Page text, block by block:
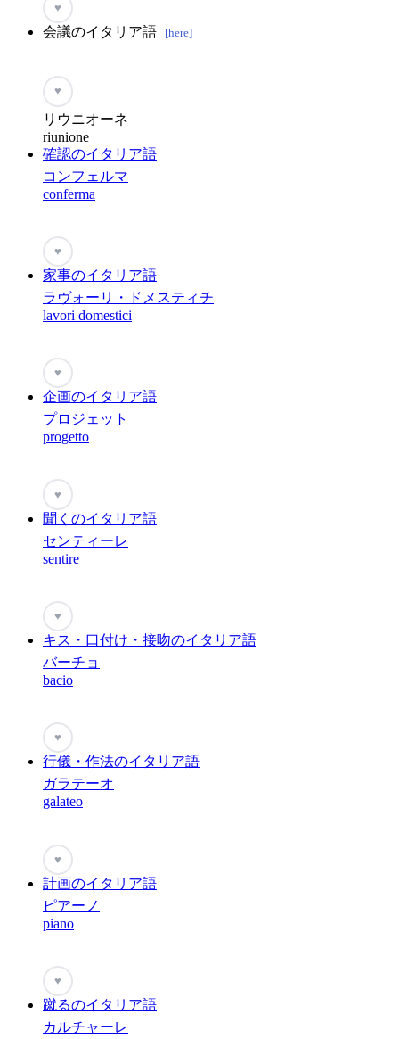
♥
会議のイタリア語 [here]
♥
リウニオーネ
riunione
確認のイタリア語
コンフェルマ
conferma
♥
家事のイタリア語
ラヴォーリ・ドメスティチ
lavori domestici
♥
企画のイタリア語
プロジェット
progetto
♥
聞くのイタリア語
センティーレ
sentire
♥
キス・口付け・接吻のイタリア語
バーチョ
bacio
♥
行儀・作法のイタリア語
ガラテーオ
galateo
♥
計画のイタリア語
ピアーノ
piano
♥
蹴るのイタリア語
カルチャーレ